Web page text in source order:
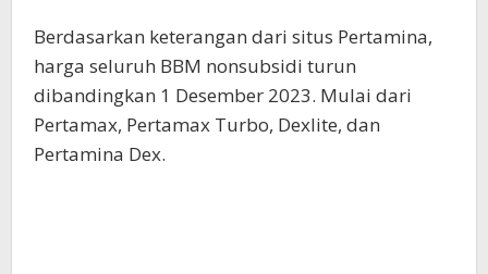
Berdasarkan keterangan dari situs Pertamina,
harga seluruh BBM nonsubsidi turun
dibandingkan 1 Desember 2023. Mulai dari
Pertamax, Pertamax Turbo, Dexlite, dan
Pertamina Dex.